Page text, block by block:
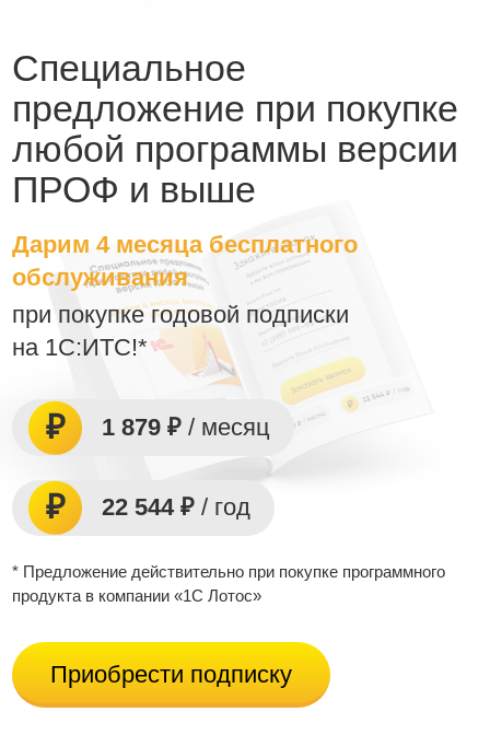
Специальное
предложение при покупке
любой программы версии
ПРОФ и выше
Дарим 4 месяца бесплатного
обслуживания
при покупке годовой подписки
на 1С:ИТС!*
1 879 ₽ / месяц
22 544 ₽ / год
* Предложение действительно при покупке программного
продукта в компании «1С Лотос»
Приобрести подписку